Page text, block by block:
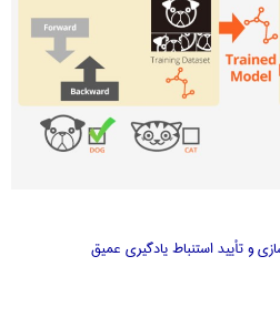
و تأیید استنباط یادگیری عمیق